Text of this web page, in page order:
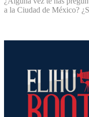
a la Ciudad de México?